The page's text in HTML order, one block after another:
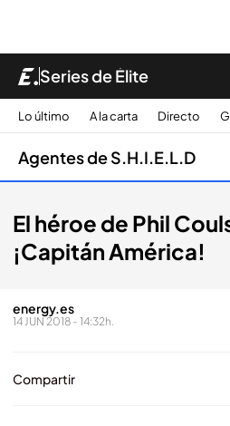
Series de Élite
Lo último A la carta Directo
Agentes de S.H.I.E.L.D
El héroe de Phil
¡Capitán América!
energy.es
14 JUN 2018 - 14:32h.
Compartir